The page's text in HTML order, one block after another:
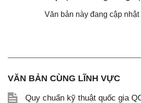
Văn bản này đang cập nhật
VĂN BẢN CÙNG LĨNH VỰC
Quy chuẩn kỹ thuật quốc gia